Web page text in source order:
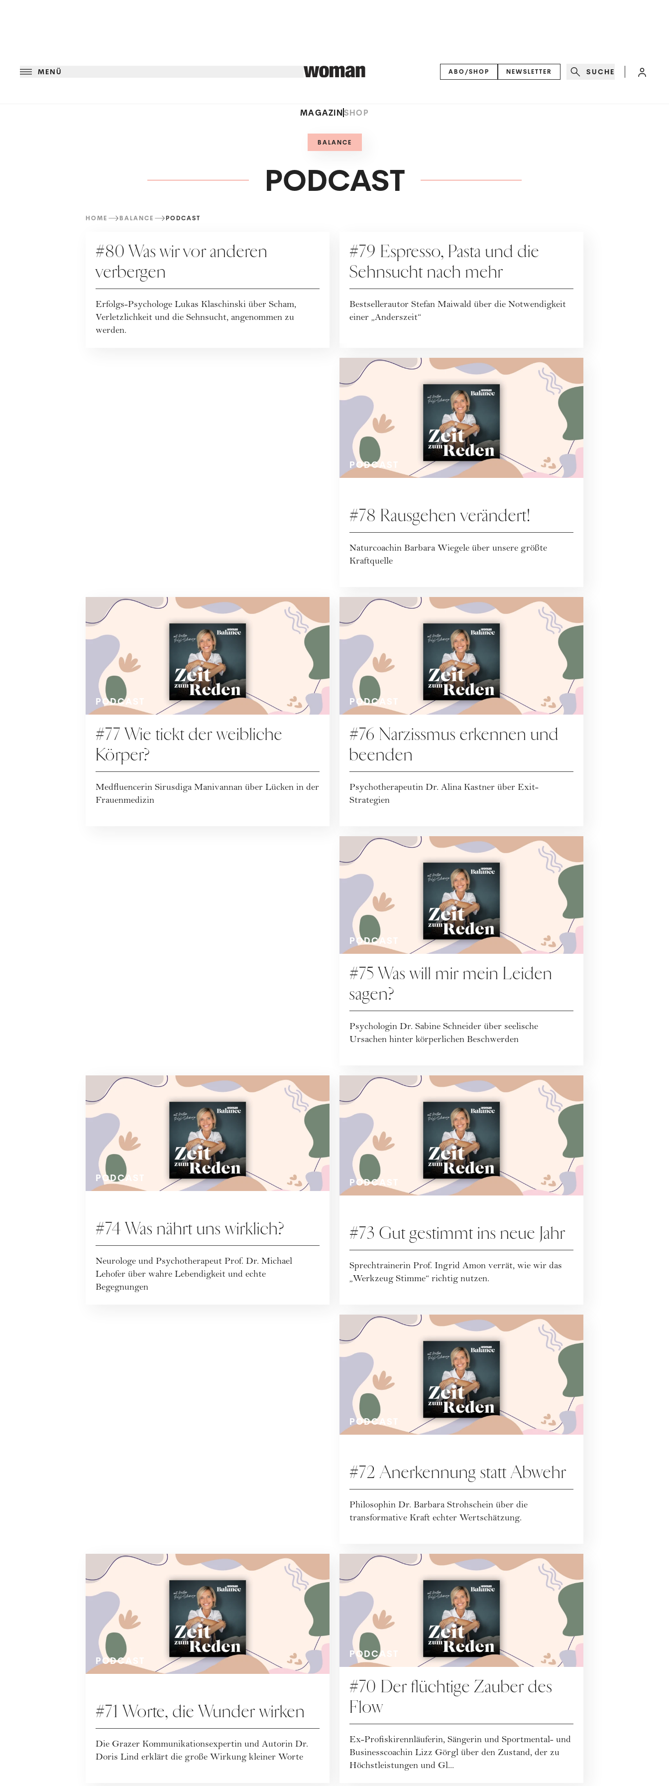
MENÜ ABO/SHOP NEWSLETTER SUCHE
MAGAZINSHOP
BALANCE
PODCAST
HOME BALANCE PODCAST
#80 Was wir vor anderen
verbergen
Erfolgs-Psychologe Lukas Klaschinski über Scham,
Verletzlichkeit und die Sehnsucht, angenommen zu
werden.
#79 Espresso, Pasta und die
Sehnsucht nach mehr
Bestsellerautor Stefan Maiwald über die Notwendigkeit
einer „Anderszeit“
PODCAST
#78 Rausgehen verändert!
Naturcoachin Barbara Wiegele über unsere größte
Kraftquelle
PODCAST
#77 Wie tickt der weibliche
Körper?
Medfluencerin Sirusdiga Manivannan über Lücken in der
Frauenmedizin
PODCAST
#76 Narzissmus erkennen und
beenden
Psychotherapeutin Dr. Alina Kastner über Exit-
Strategien
PODCAST
#75 Was will mir mein Leiden
sagen?
Psychologin Dr. Sabine Schneider über seelische
Ursachen hinter körperlichen Beschwerden
PODCAST
#74 Was nährt uns wirklich?
Neurologe und Psychotherapeut Prof. Dr. Michael
Lehofer über wahre Lebendigkeit und echte
Begegnungen
PODCAST
#73 Gut gestimmt ins neue Jahr
Sprechtrainerin Prof. Ingrid Amon verrät, wie wir das
„Werkzeug Stimme“ richtig nutzen.
PODCAST
#72 Anerkennung statt Abwehr
Philosophin Dr. Barbara Strohschein über die
transformative Kraft echter Wertschätzung.
PODCAST
#71 Worte, die Wunder wirken
Die Grazer Kommunikationsexpertin und Autorin Dr.
Doris Lind erklärt die große Wirkung kleiner Worte
PODCAST
#70 Der flüchtige Zauber des
Flow
Ex-Profiskirennläuferin, Sängerin und Sportmental- und
Businesscoachin Lizz Görgl über den Zustand, der zu
Höchstleistungen und Gl...